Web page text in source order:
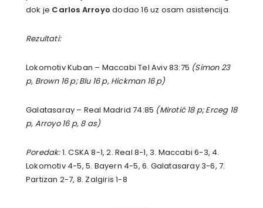
dok je Carlos Arroyo dodao 16 uz osam asistencija.
Rezultati:
Lokomotiv Kuban – Maccabi Tel Aviv 83:75 (Simon 23
p, Brown 16 p; Blu 16 p, Hickman 16 p)
Galatasaray – Real Madrid 74:85 (Mirotić 18 p; Erceg 18
p, Arroyo 16 p, 8 as)
Poredak:1. CSKA 8-1, 2. Real 8-1, 3. Maccabi 6-3, 4.
Lokomotiv 4-5, 5. Bayern 4-5, 6. Galatasaray 3-6, 7.
Partizan 2-7, 8. Zalgiris 1-8